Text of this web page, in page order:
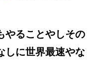
やることやしその
しに世界最速やな